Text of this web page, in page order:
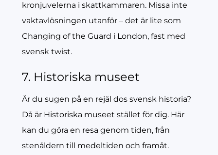
kronjuvelerna i skattkammaren. Missa inte
vaktavlösningen utanför – det är lite som
Changing of the Guard i London, fast med
svensk twist.
7. Historiska museet
Är du sugen på en rejäl dos svensk historia?
Då är Historiska museet stället för dig. Här
kan du göra en resa genom tiden, från
stenåldern till medeltiden och framåt.